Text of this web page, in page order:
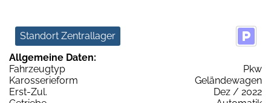
Standort Zentrallager
Allgemeine Daten:
Fahrzeugtyp
Pkw
Karosserieform
Geländewagen
Erst-Zul.
Dez / 2022